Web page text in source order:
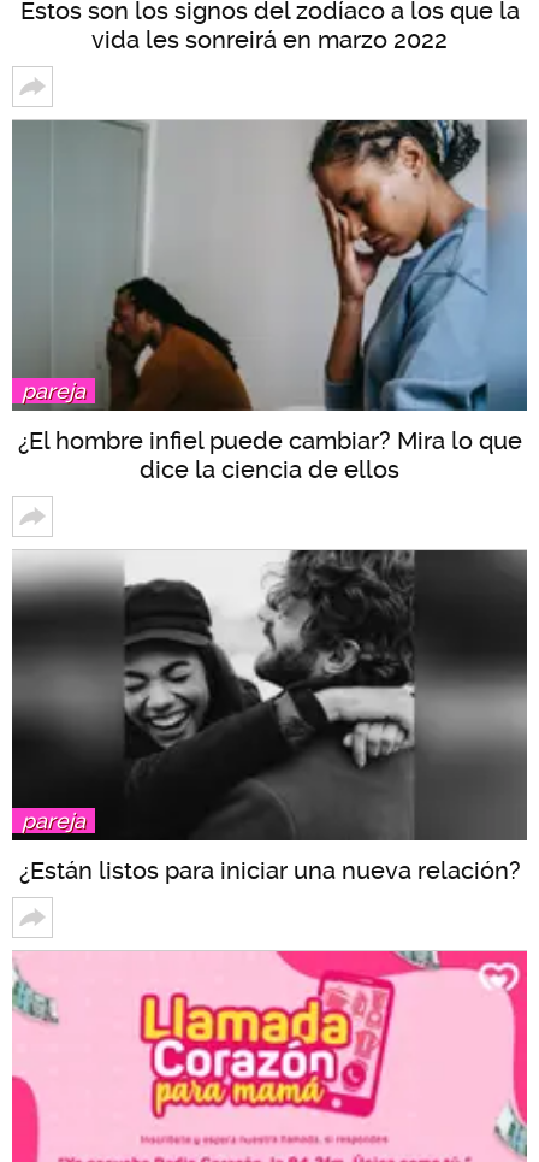
Estos son los signos del zodíaco a los que la
vida les sonreirá en marzo 2022
pareja
¿El hombre infiel puede cambiar? Mira lo que
dice la ciencia de ellos
pareja
¿Están listos para iniciar una nueva relación?